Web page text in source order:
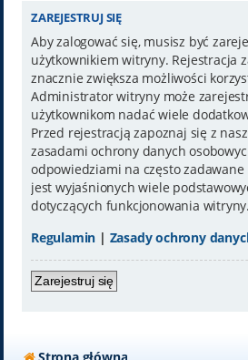
ZAREJESTRUJ SIĘ
Aby zalogować się, musisz być
użytkownikiem witryny. Rejestracja
znacznie zwiększa możliwości
Administrator witryny może
użytkownikom nadać wiele
Przed rejestracją zapoznaj się z
zasadami ochrony danych
odpowiedziami na często zadawane
jest wyjaśnionych wiele
dotyczących funkcjonowania witryny.
Regulamin | Zasady ochrony
Zarejestruj się
Strona główna